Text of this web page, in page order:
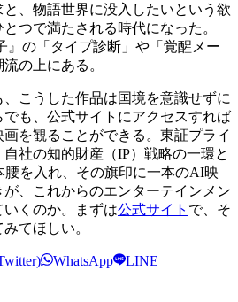
、物語世界に没入したいという欲
つで満たされる時代になった。
』の「タイプ診断」や「覚醒メー
の上にある。
こうした作品は国境を意識せずに
も、公式サイトにアクセスすれば
を観ることができる。東証プライ
社の知的財産（IP）戦略の一環と
腰を入れ、その旗印に一本のAI映
、これからのエンターテインメン
いくのか。まずは公式サイト で、そ
てほしい。
WhatsApp
LINE